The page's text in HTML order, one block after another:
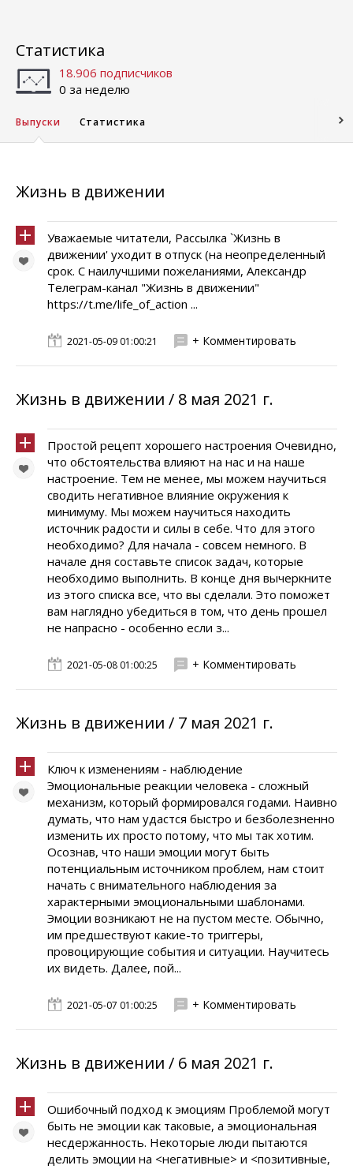
Статистика
18.906 подписчиков
0 за неделю
Выпуски Статистика
Жизнь в движении
Уважаемые читатели, Рассылка `Жизнь в
движении' уходит в отпуск (на неопределенный
срок. С наилучшими пожеланиями, Александр
Телеграм-канал "Жизнь в движении"
https://t.me/life_of_action ...
2021-05-09 01:00:21 + Комментировать
Жизнь в движении / 8 мая 2021 г.
Простой рецепт хорошего настроения Очевидно,
что обстоятельства влияют на нас и на наше
настроение. Тем не менее, мы можем научиться
сводить негативное влияние окружения к
минимуму. Мы можем научиться находить
источник радости и силы в себе. Что для этого
необходимо? Для начала - совсем немного. В
начале дня составьте список задач, которые
необходимо выполнить. В конце дня вычеркните
из этого списка все, что вы сделали. Это поможет
вам наглядно убедиться в том, что день прошел
не напрасно - особенно если з...
2021-05-08 01:00:25 + Комментировать
Жизнь в движении / 7 мая 2021 г.
Ключ к изменениям - наблюдение
Эмоциональные реакции человека - сложный
механизм, который формировался годами. Наивно
думать, что нам удастся быстро и безболезненно
изменить их просто потому, что мы так хотим.
Осознав, что наши эмоции могут быть
потенциальным источником проблем, нам стоит
начать с внимательного наблюдения за
характерными эмоциональными шаблонами.
Эмоции возникают не на пустом месте. Обычно,
им предшествуют какие-то триггеры,
провоцирующие события и ситуации. Научитесь
их видеть. Далее, пой...
2021-05-07 01:00:25 + Комментировать
Жизнь в движении / 6 мая 2021 г.
Ошибочный подход к эмоциям Проблемой могут
быть не эмоции как таковые, а эмоциональная
несдержанность. Некоторые люди пытаются
делить эмоции на <негативные> и <позитивные,